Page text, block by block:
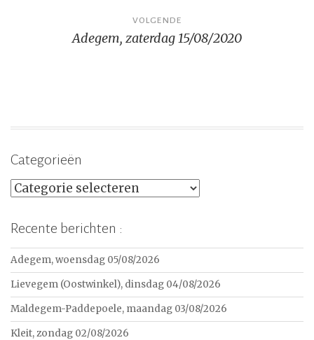
VOLGENDE
Adegem, zaterdag 15/08/2020
Categorieën
Categorieën
Recente berichten :
Adegem, woensdag 05/08/2026
Lievegem (Oostwinkel), dinsdag 04/08/2026
Maldegem-Paddepoele, maandag 03/08/2026
Kleit, zondag 02/08/2026